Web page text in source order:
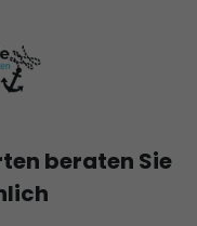
beraten Sie